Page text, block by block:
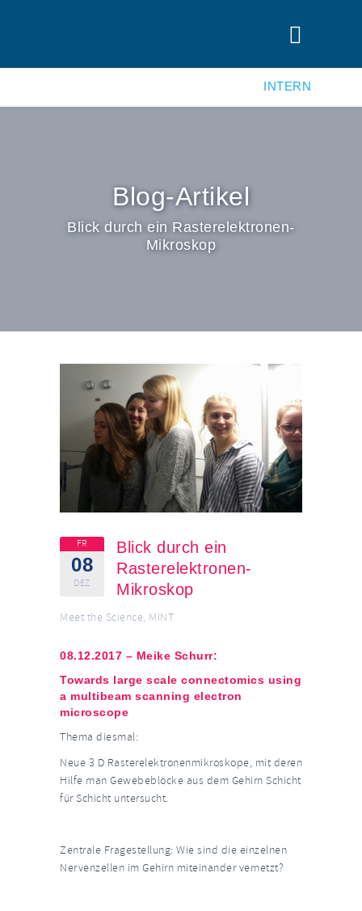
INTERN
Blog-Artikel
Blick durch ein Rasterelektronen-
Mikroskop
FR
08
DEZ
Blick durch ein
Rasterelektronen-
Mikroskop
Meet the Science, MINT
08.12.2017 – Meike Schurr:
Towards large scale connectomics using
a multibeam scanning electron
microscope
Thema diesmal:
Neue 3 D Rasterelektronenmikroskope, mit deren
Hilfe man Gewebeblöcke aus dem Gehirn Schicht
für Schicht untersucht.
Zentrale Fragestellung: Wie sind die einzelnen
Nervenzellen im Gehirn miteinander vernetzt?